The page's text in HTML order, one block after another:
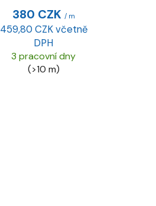
380 CZK / m
459,80 CZK včetně
DPH
3 pracovní dny
(>10 m)